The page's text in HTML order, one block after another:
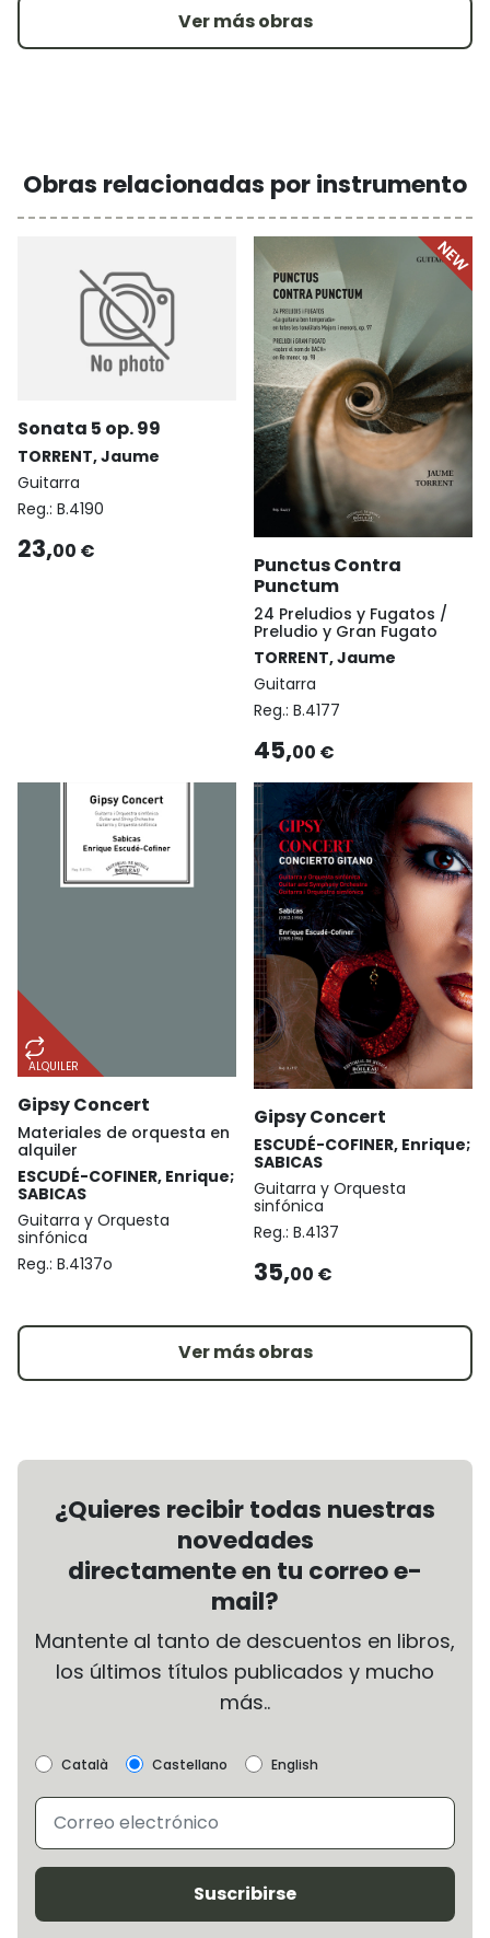
Ver más obras
Obras relacionadas por instrumento
Sonata 5 op. 99
TORRENT, Jaume
Guitarra
Reg.: B.4190
23,00 €
Punctus Contra
Punctum
24 Preludios y Fugatos /
Preludio y Gran Fugato
TORRENT, Jaume
Guitarra
Reg.: B.4177
45,00 €
ALQUILER
Gipsy Concert
Materiales de orquesta en
alquiler
ESCUDÉ-COFINER, Enrique;
SABICAS
Guitarra y Orquesta
sinfónica
Reg.: B.4137o
Gipsy Concert
ESCUDÉ-COFINER, Enrique;
SABICAS
Guitarra y Orquesta
sinfónica
Reg.: B.4137
35,00 €
Ver más obras
¿Quieres recibir todas nuestras
novedades
directamente en tu correo e-
mail?
Mantente al tanto de descuentos en libros,
los últimos títulos publicados y mucho
más..
Català Castellano English
Suscribirse